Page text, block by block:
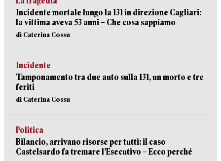
Incidente mortale lungo la 131 in direzione Cagliari:
la vittima aveva 53 anni – Che cosa sappiamo
di Caterina Cossu
Incidente
Tamponamento tra due auto sulla 131, un morto e tre
feriti
di Caterina Cossu
Politica
Bilancio, arrivano risorse per tutti: il caso
Castelsardo fa tremare l’Esecutivo – Ecco perché